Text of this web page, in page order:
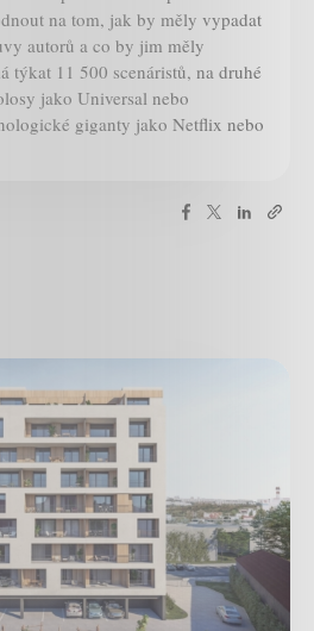
na tom, jak by měly vypadat
autorů a co by jim měly
týkat 11 500 scenáristů, na druhé
jako Universal nebo
giganty jako Netflix nebo